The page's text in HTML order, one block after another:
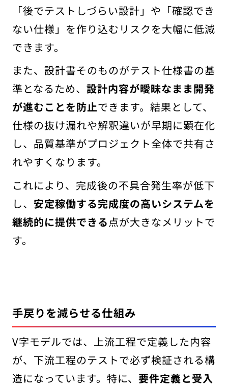
「後でテストしづらい設計」や「確認でき
ない仕様」を作り込むリスクを大幅に低減
できます。
また、設計書そのものがテスト仕様書の基
準となるため、 設計内容が曖昧なまま開発
が進むことを防止できます。結果として、
仕様の抜け漏れや解釈違いが早期に顕在化
し、品質基準がプロジェクト全体で共有さ
れやすくなります。
これにより、完成後の不具合発生率が低下
し、 安定稼働する完成度の高いシステムを
継続的に提供できる点が大きなメリットで
す。
手戻りを減らせる仕組み
V字モデルでは、上流工程で定義した内容
が、下流工程のテストで必ず検証される構
造になっています。特に、 要件定義と受入